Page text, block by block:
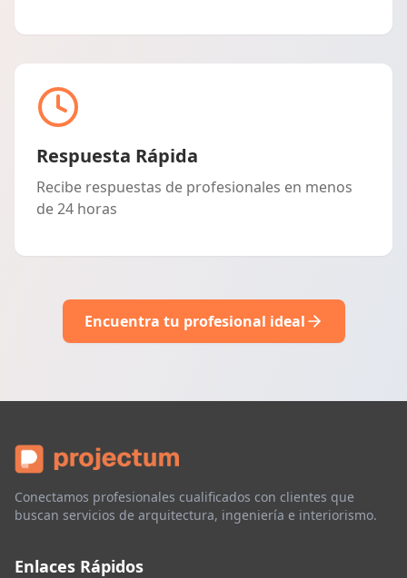
Respuesta Rápida
Recibe respuestas de profesionales en menos
de 24 horas
Encuentra tu profesional ideal
Conectamos profesionales cualificados con clientes que
buscan servicios de arquitectura, ingeniería e interiorismo.
Enlaces Rápidos